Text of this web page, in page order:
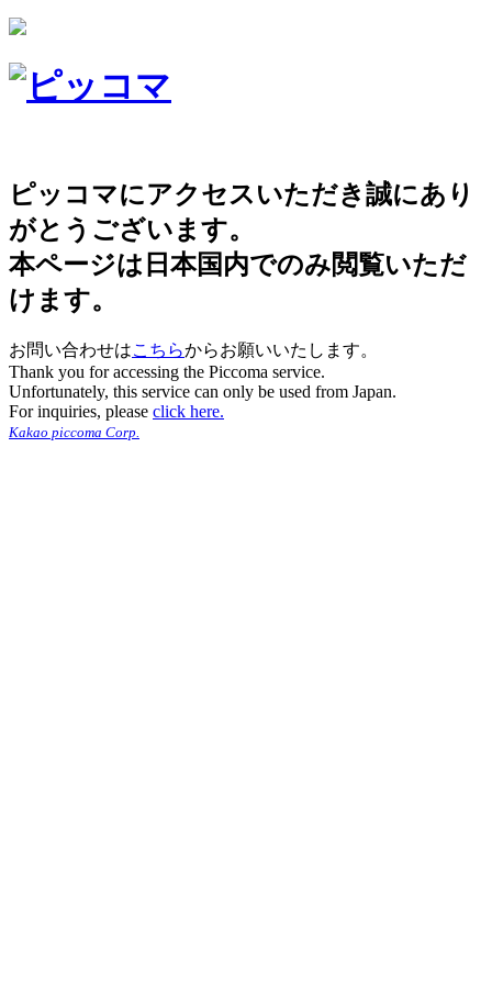
ピッコマにアクセスいただき誠にあり
がとうございます。
本ページは日本国内でのみ閲覧いただ
けます。
お問い合わせはこちらからお願いいたします。
Thank you for accessing the Piccoma service.
Unfortunately, this service can only be used from Japan.
For inquiries, please click here.
Kakao piccoma Corp.